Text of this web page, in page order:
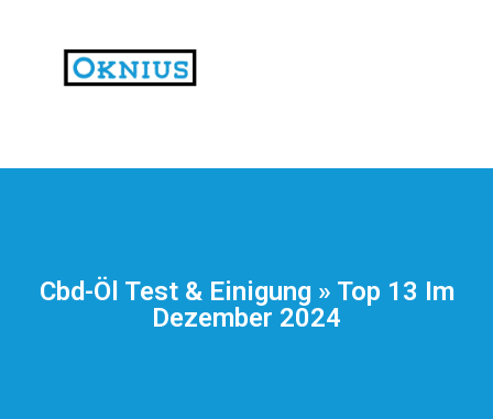
На
делятся
впечатлениями
Cbd-Öl Test & Einigung » Top 13 Im
Dezember 2024